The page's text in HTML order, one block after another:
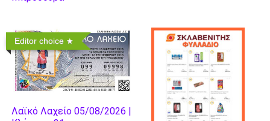
Editor choice
Λαϊκό Λαχείο 05/08/2026 |